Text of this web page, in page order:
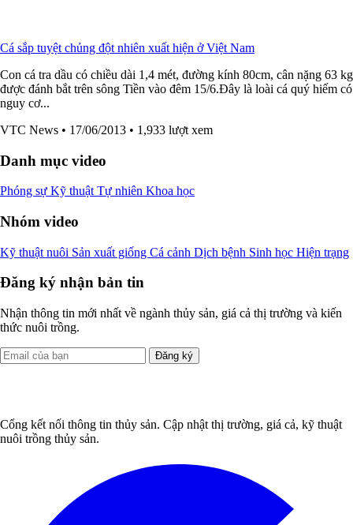
Cá sắp tuyệt chủng đột nhiên xuất hiện ở Việt Nam
Con cá tra dầu có chiều dài 1,4 mét, đường kính 80cm, cân nặng 63 kg
được đánh bắt trên sông Tiền vào đêm 15/6.Đây là loài cá quý hiếm có
nguy cơ...
VTC News • 17/06/2013 • 1,933 lượt xem
Danh mục video
Phóng sự Kỹ thuật Tự nhiên Khoa học
Nhóm video
Kỹ thuật nuôi Sản xuất giống Cá cảnh Dịch bệnh Sinh học Hiện trạng
Đăng ký nhận bản tin
Nhận thông tin mới nhất về ngành thủy sản, giá cả thị trường và kiến
thức nuôi trồng.
Đăng ký
Cổng kết nối thông tin thủy sản. Cập nhật thị trường, giá cả, kỹ thuật
nuôi trồng thủy sản.